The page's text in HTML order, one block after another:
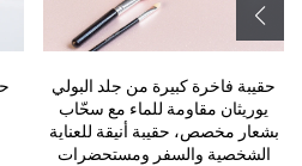
حقيبة فاخرة كبيرة من جلد البولي
يوريثان مقاومة للماء مع سحّاب
بشعار مخصص، حقيبة أنيقة للعناية
الشخصية والسفر ومستحضرات